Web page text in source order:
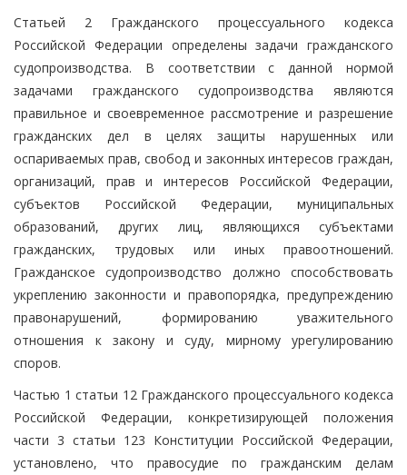
Статьей 2 Гражданского процессуального кодекса
Российской Федерации определены задачи гражданского
судопроизводства. В соответствии с данной нормой
задачами гражданского судопроизводства являются
правильное и своевременное рассмотрение и разрешение
гражданских дел в целях защиты нарушенных или
оспариваемых прав, свобод и законных интересов граждан,
организаций, прав и интересов Российской Федерации,
субъектов Российской Федерации, муниципальных
образований, других лиц, являющихся субъектами
гражданских, трудовых или иных правоотношений.
Гражданское судопроизводство должно способствовать
укреплению законности и правопорядка, предупреждению
правонарушений, формированию уважительного
отношения к закону и суду, мирному урегулированию
споров.
Частью 1 статьи 12 Гражданского процессуального кодекса
Российской Федерации, конкретизирующей положения
части 3 статьи 123 Конституции Российской Федерации,
установлено, что правосудие по гражданским делам